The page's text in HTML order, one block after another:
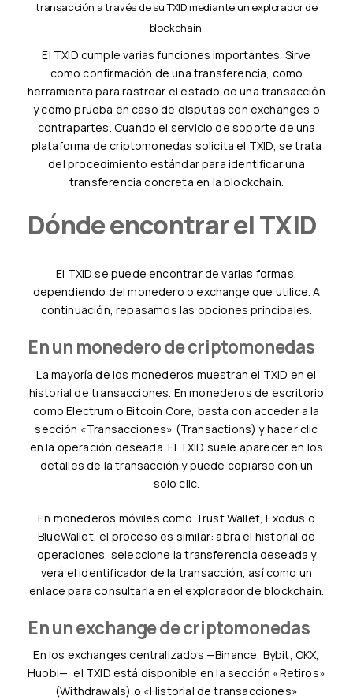
transacción a través de su TXID mediante un explorador de
blockchain.
El TXID cumple varias funciones importantes. Sirve
como confirmación de una transferencia, como
herramienta para rastrear el estado de una transacción
y como prueba en caso de disputas con exchanges o
contrapartes. Cuando el servicio de soporte de una
plataforma de criptomonedas solicita el TXID, se trata
del procedimiento estándar para identificar una
transferencia concreta en la blockchain.
Dónde encontrar el TXID
El TXID se puede encontrar de varias formas,
dependiendo del monedero o exchange que utilice. A
continuación, repasamos las opciones principales.
En un monedero de criptomonedas
La mayoría de los monederos muestran el TXID en el
historial de transacciones. En monederos de escritorio
como Electrum o Bitcoin Core, basta con acceder a la
sección «Transacciones» (Transactions) y hacer clic
en la operación deseada. El TXID suele aparecer en los
detalles de la transacción y puede copiarse con un
solo clic.
En monederos móviles como Trust Wallet, Exodus o
BlueWallet, el proceso es similar: abra el historial de
operaciones, seleccione la transferencia deseada y
verá el identificador de la transacción, así como un
enlace para consultarla en el explorador de blockchain.
En un exchange de criptomonedas
En los exchanges centralizados —Binance, Bybit, OKX,
Huobi—, el TXID está disponible en la sección «Retiros»
(Withdrawals) o «Historial de transacciones»